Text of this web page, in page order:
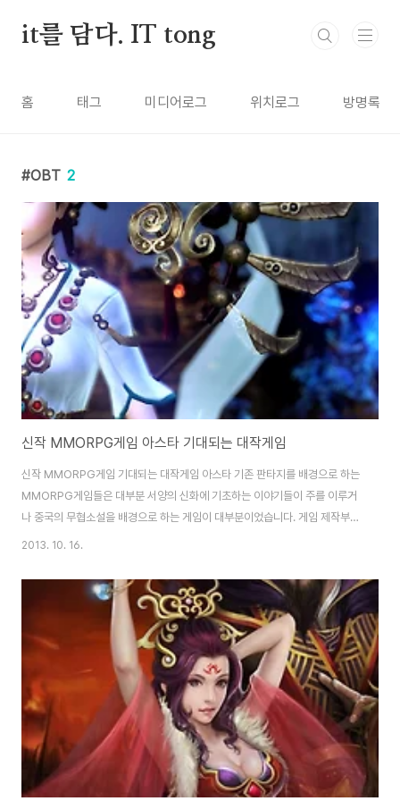
it를 담다. IT tong
홈 태그 미디어로그 위치로그 방명록
OBT 2
신작 MMORPG게임 아스타 기대되는 대작게임
신작 MMORPG게임 기대되는 대작게임 아스타 기존 판타지를 배경으로 하는
MMORPG게임들은 대부분 서양의 신화에 기초하는 이야기들이 주를 이루거
나 중국의 무협소설을 배경으로 하는 게임이 대부분이었습니다. 게임 제작부터
국내 제작이 아니기에 사상이나 배경 부분에 있어 거리감이 있는 부분은 어쩔
중국과 한국 일본을 비롯한 아시아의 다양한 문화와 전설을 구현해 더욱 친숙
한 이야기로 제작되었습니다. 대작게임 아스타는 같은 시기에 등장하는 신작
MMROPG게임과는 확연히 다른 세계관을 가지고 있는 점도 눈여겨 볼 부분
입니다. 동시에 등장하는 웹젠의 아크로드 2와 엠게임의 다크폴 등과는 달리
아시아 판타지라는 세계관을 지니고 있는 부분입니..
2013. 10. 16.